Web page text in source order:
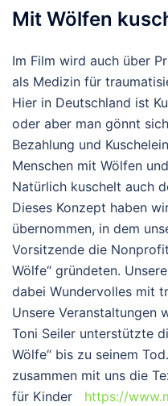
Mit Wölfen
Im Film wird auch über
als Medizin für
Hier in Deutschland ist
oder aber man gönnt
Bezahlung und
Menschen mit Wölfen
Natürlich kuschelt auch
Dieses Konzept haben
übernommen, in dem
Vorsitzende die
Wölfe“ gründeten.
dabei Wundervolles mit
Unsere Veranstaltungen
Toni Seiler unterstützte
Wölfe“ bis zu seinem
zusammen mit uns die
für Kinder https://